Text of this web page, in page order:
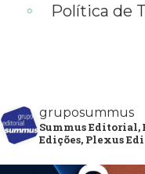
Política de
gruposummus
Summus Editorial,
Edições, Plexus